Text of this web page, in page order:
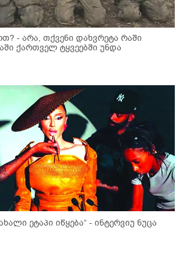
- არა, თქვენი დახვრეტა რაში
ქართველ ტყვეებში უნდა
ეტაპი იწყება“ - ინტერვიუ ნუცა